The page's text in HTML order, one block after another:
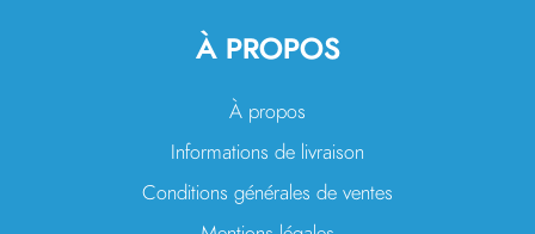
À PROPOS
À propos
Informations de livraison
Conditions générales de ventes